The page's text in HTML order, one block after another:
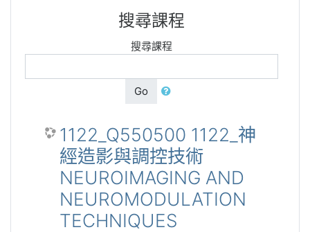
搜尋課程
搜尋課程
Go
1122_Q550500 1122_神
經造影與調控技術
NEUROIMAGING AND
NEUROMODULATION
TECHNIQUES